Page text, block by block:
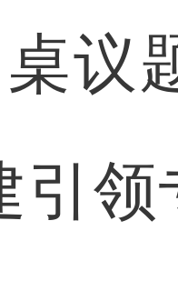
议
引